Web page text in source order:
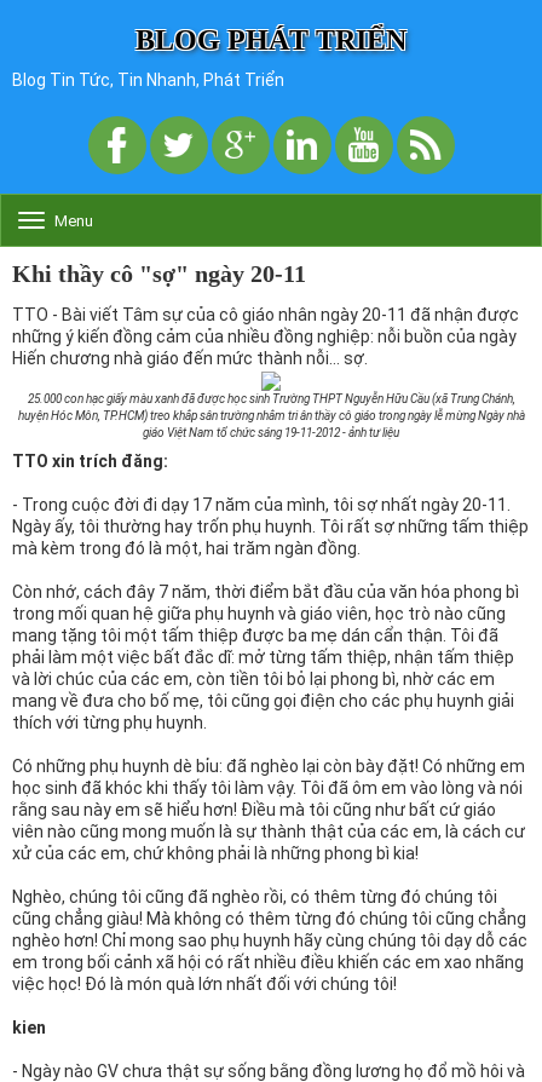
BLOG PHÁT TRIỂN
Blog Tin Tức, Tin Nhanh, Phát Triển
o
g
g
l
e
n
a
v
i
g
i
o
n
Menu
Khi thầy cô "sợ" ngày 20-11
TTO - Bài viết Tâm sự của cô giáo nhân ngày 20-11 đã nhận được
những ý kiến đồng cảm của nhiều đồng nghiệp: nỗi buồn của ngày
Hiến chương nhà giáo đến mức thành nỗi... sợ.
25.000 con hạc giấy màu xanh đã được học sinh Trường THPT Nguyễn Hữu Cầu (xã Trung Chánh,
huyện Hóc Môn, TP.HCM) treo khắp sân trường nhằm tri ân thầy cô giáo trong ngày lễ mừng Ngày nhà
giáo Việt Nam tổ chức sáng 19-11-2012 - ảnh tư liệu
TTO xin trích đăng:
- Trong cuộc đời đi dạy 17 năm của mình, tôi sợ nhất ngày 20-11.
Ngày ấy, tôi thường hay trốn phụ huynh. Tôi rất sợ những tấm thiệp
mà kèm trong đó là một, hai trăm ngàn đồng.
Còn nhớ, cách đây 7 năm, thời điểm bắt đầu của văn hóa phong bì
trong mối quan hệ giữa phụ huynh và giáo viên, học trò nào cũng
mang tặng tôi một tấm thiệp được ba mẹ dán cẩn thận. Tôi đã
phải làm một việc bất đắc dĩ: mở từng tấm thiệp, nhận tấm thiệp
và lời chúc của các em, còn tiền tôi bỏ lại phong bì, nhờ các em
mang về đưa cho bố mẹ, tôi cũng gọi điện cho các phụ huynh giải
thích với từng phụ huynh.
Có những phụ huynh dè bỉu: đã nghèo lại còn bày đặt! Có những em
học sinh đã khóc khi thấy tôi làm vậy. Tôi đã ôm em vào lòng và nói
rằng sau này em sẽ hiểu hơn! Điều mà tôi cũng như bất cứ giáo
viên nào cũng mong muốn là sự thành thật của các em, là cách cư
xử của các em, chứ không phải là những phong bì kia!
Nghèo, chúng tôi cũng đã nghèo rồi, có thêm từng đó chúng tôi
cũng chẳng giàu! Mà không có thêm từng đó chúng tôi cũng chẳng
nghèo hơn! Chỉ mong sao phụ huynh hãy cùng chúng tôi dạy dỗ các
em trong bối cảnh xã hội có rất nhiều điều khiến các em xao nhãng
việc học! Đó là món quà lớn nhất đối với chúng tôi!
kien
- Ngày nào GV chưa thật sự sống bằng đồng lương họ đổ mồ hôi và